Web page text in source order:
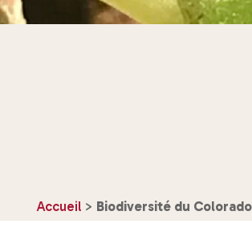
Accueil> Biodiversité du Colorado